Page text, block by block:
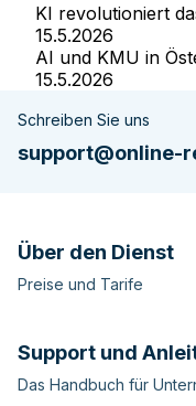
KI revolutioniert
15.5.2026
AI und KMU in
15.5.2026
Schreiben Sie uns
support@online-
Über den Dienst
Preise und Tarife
Support und
Das Handbuch für